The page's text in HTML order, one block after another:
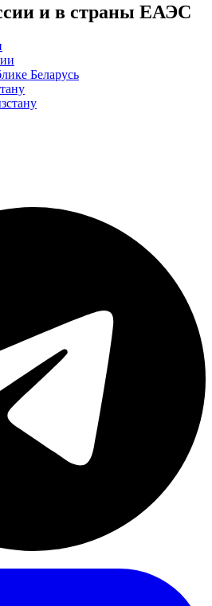
и в страны ЕАЭС
Беларусь